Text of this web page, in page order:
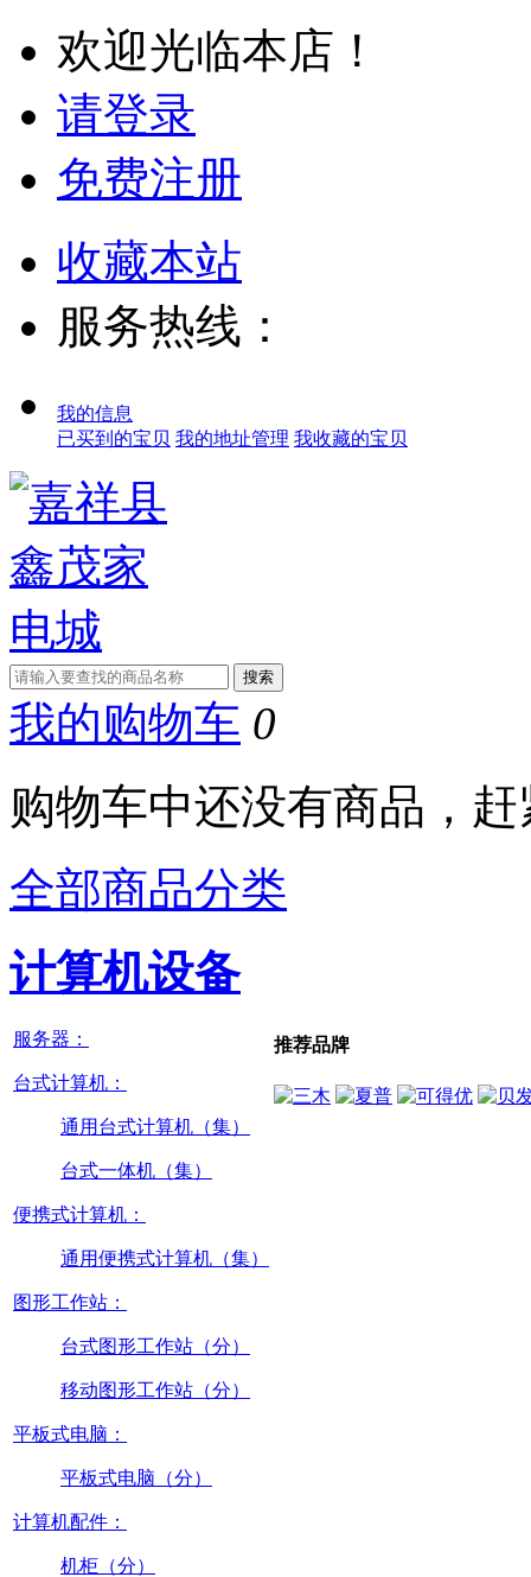
欢迎光临本店！
请登录
免费注册
收藏本站
服务热线：
我的信息
已买到的宝贝 我的地址管理 我收藏的宝贝
我的购物车 0
购物车中还没有商品，
全部商品分类
计算机设备
服务器：
台式计算机：
通用台式计算机（集）
台式一体机（集）
便携式计算机：
通用便携式计算机（集）
图形工作站：
台式图形工作站（分）
移动图形工作站（分）
平板式电脑：
平板式电脑（分）
计算机配件：
机柜（分）
推荐品牌